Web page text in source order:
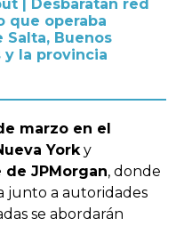
| Desbaratan red
que operaba
Salta, Buenos
y la provincia
marzo en el
Yorky
de JPMorgan, donde
junto a autoridades
se abordarán